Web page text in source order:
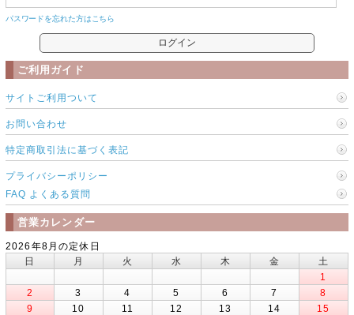
パスワードを忘れた方はこちら
ご利用ガイド
サイトご利用ついて
お問い合わせ
特定商取引法に基づく表記
プライバシーポリシー
FAQ よくある質問
営業カレンダー
2026年8月の定休日
日
月 火 水 木 金
土
1
2
3 4 5 6 7
8
9
10 11 12 13 14
15